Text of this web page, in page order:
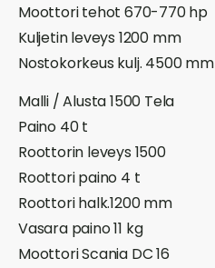
Moottori tehot 670-770 hp
Kuljetin leveys 1200 mm
Nostokorkeus kulj. 4500 mm
Malli / Alusta 1500 Tela
Paino 40 t
Roottorin leveys 1500
Roottori paino 4 t
Roottori halk.1200 mm
Vasara paino 11 kg
Moottori Scania DC 16